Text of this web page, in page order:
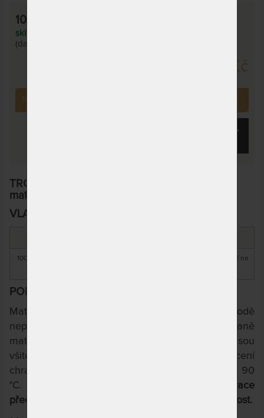
100 x 200 cm
skladem 2 ks,
(další na objednávku do 10 - 15 prac. dnů)
649 Kč
Tento produkt si již zakoupilo
KOUPIT
TROPICO PU PROTECT - vodě nepropustný
matracový chránič 100 x 200 cm
VLASTNOSTI
100 % polyester +
zdravotnický prostředek / praní na
POPIS
Matracový chránič PU PROTECT je vodě
nepropustná hygienická podložka, určena k ochraně
matrace před znečištěním. V rozích podložky jsou
všité gumové pásy, které zaručují přichycení
chrániče na matraci. Výrobek možno prát do 90
°C. Matracový chránič slouží k ochraně matrace
před znečištěním a výrazně prodlužuje její životnost.